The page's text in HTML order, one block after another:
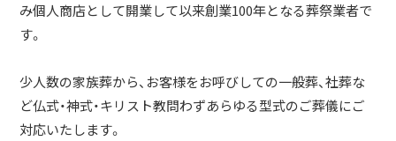
み個人商店として開業して以来創業100年となる葬祭業者で
す。
少人数の家族葬から、お客様をお呼びしての一般葬、社葬な
ど仏式・神式・キリスト教問わずあらゆる型式のご葬儀にご
対応いたします。